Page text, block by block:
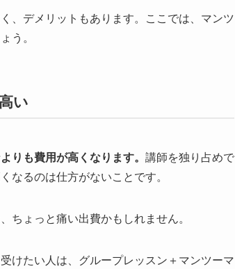
、デメリットもあります。ここでは、マンツ
う。
い
りも費用が高くなります。 講師を独り占めで
なるのは仕方がないことです。
ちょっと痛い出費かもしれません。
けたい人は、グループレッスン＋マンツーマ